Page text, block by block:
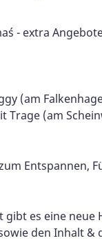
- extra
(am
Trage (am
Entspannen,
gibt es eine
den Inhalt &